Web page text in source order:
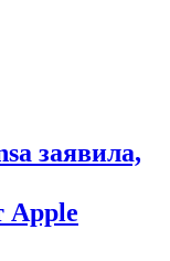
заявила,
Apple